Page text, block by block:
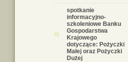
spotkanie
informacyjno-
szkoleniowe Banku
Gospodarstwa
Krajowego
dotyczące: Pożyczki
Małej oraz Pożyczki
Dużej